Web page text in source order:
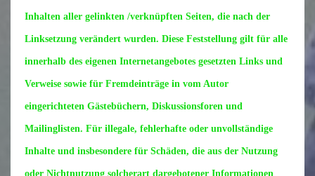
Inhalten aller gelinkten /verknüpften Seiten, die nach der
Linksetzung verändert wurden. Diese Feststellung gilt für alle
innerhalb des eigenen Internetangebotes gesetzten Links und
Verweise sowie für Fremdeinträge in vom Autor
eingerichteten Gästebüchern, Diskussionsforen und
Mailinglisten. Für illegale, fehlerhafte oder unvollständige
Inhalte und insbesondere für Schäden, die aus der Nutzung
oder Nichtnutzung solcherart dargebotener Informationen